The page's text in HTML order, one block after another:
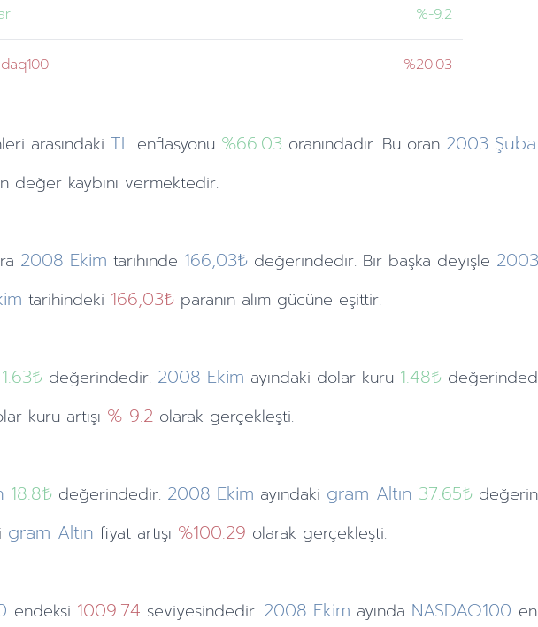
%-9.2
%20.03
arasındaki TLenflasyonu %66.03 oranındadır. Bu oran 2003
değer kaybını vermektedir.
2008 Ekim tarihinde 166,03₺ değerindedir. Bir başka deyişle 2003
tarihindeki 166,03₺ paranın alım gücüne eşittir.
1.63₺değerindedir. 2008 Ekim ayındaki dolar kuru 1.48₺
kuru artışı %-9.2olarak gerçekleşti.
18.8₺değerindedir. 2008 Ekim ayındaki gram Altın 37.65₺
gram Altın fiyat artışı %100.29 olarak gerçekleşti.
endeksi 1009.74 seviyesindedir. 2008 Ekim ayında NASDAQ100